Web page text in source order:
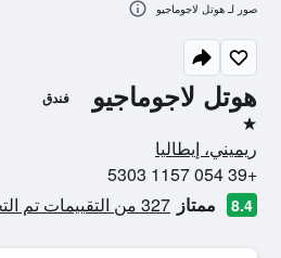
هوتل لاجوماجيو فندق
نجمة واحدة
ريميني، إيطاليا
+39 054 1157 5303
8.4 ممتاز 327 من التقييمات تم التحقق منها
صور لـ هوتل لاجوماجيو